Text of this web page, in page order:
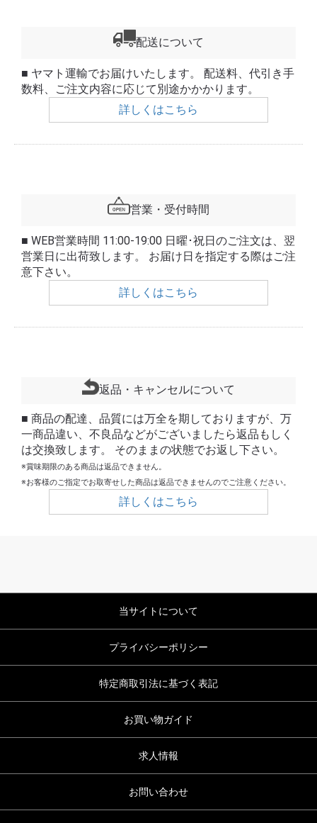
配送について
■ ヤマト運輸でお届けいたします。 配送料、代引き手
数料、ご注文内容に応じて別途かかかります。
詳しくはこちら
営業・受付時間
■ WEB営業時間 11:00-19:00 日曜･祝日のご注文は、翌
営業日に出荷致します。 お届け日を指定する際はご注
意下さい。
詳しくはこちら
返品・キャンセルについて
■ 商品の配達、品質には万全を期しておりますが、万
一商品違い、不良品などがございましたら返品もしく
は交換致します。 そのままの状態でお返し下さい。
※賞味期限のある商品は返品できません。
※お客様のご指定でお取寄せした商品は返品できませんのでご注意ください。
詳しくはこちら
当サイトについて
プライバシーポリシー
特定商取引法に基づく表記
お買い物ガイド
求人情報
お問い合わせ